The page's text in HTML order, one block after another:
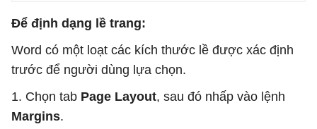
Để định dạng lề trang:
Word có một loạt các kích thước lề được xác định
trước để người dùng lựa chọn.
1. Chọn tab Page Layout, sau đó nhấp vào lệnh
Margins.